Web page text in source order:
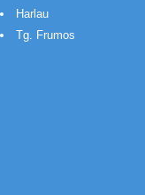
Harlau
Tg. Frumos